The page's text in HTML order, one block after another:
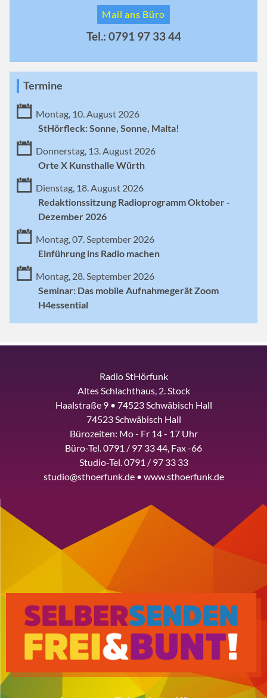
Mail ans Büro
Tel.: 0791 97 33 44
Termine
Montag, 10. August 2026
StHörfleck: Sonne, Sonne, Malta!
Donnerstag, 13. August 2026
Orte X Kunsthalle Würth
Dienstag, 18. August 2026
Redaktionssitzung Radioprogramm Oktober -
Dezember 2026
Montag, 07. September 2026
Einführung ins Radio machen
Montag, 28. September 2026
Seminar: Das mobile Aufnahmegerät Zoom
H4essential
Radio StHörfunk
Altes Schlachthaus, 2. Stock
Haalstraße 9 • 74523 Schwäbisch Hall
74523 Schwäbisch Hall
Bürozeiten: Mo - Fr 14 - 17 Uhr
Büro-Tel. 0791 / 97 33 44, Fax -66
Studio-Tel. 0791 / 97 33 33
studio@sthoerfunk.de • www.sthoerfunk.de